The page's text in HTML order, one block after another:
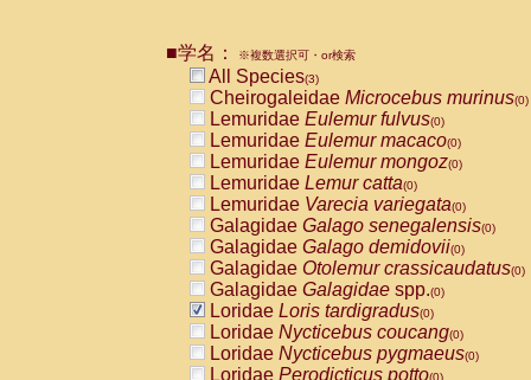
CebidaeCebus nigrivittatus
CebidaeCebus
CebidaeSaimiri boliviensis(0)
CebidaeSaimiri sciureus(0)
AtelidaeAlouatta caraya(0)
AtelidaeAlouatta fusca(0)
AtelidaeAlouatta seniculus
AtelidaeAlouattaspp.(0)
AtelidaeAteles belzebuth(0)
AtelidaeAteles geoffroyi(0)
AtelidaeAteles paniscus(0)
AtelidaeAtelesspp.(0)
Atelidae Lagothrix lagothricha
AtelidaeLagothrix lagothricha cana
PitheciidaeCacajao calvus
PitheciidaeCallicebus cupreus
■学名： ※複数選択可・or検索
All Species(3)
Cheirogaleidae Microcebus murinus(0)
Lemuridae Eulemur fulvus(0)
Lemuridae Eulemur macaco(0)
Lemuridae Eulemur mongoz(0)
Lemuridae Lemur catta(0)
Lemuridae Varecia variegata(0)
Galagidae Galago senegalensis(0)
Galagidae Galago demidovii(0)
Galagidae Otolemur crassicaudatus(0)
Galagidae Galagidae spp.(0)
Loridae Loris tardigradus(0)
Loridae Nycticebus coucang(0)
Loridae Nycticebus pygmaeus(0)
Loridae Perodicticus potto(0)